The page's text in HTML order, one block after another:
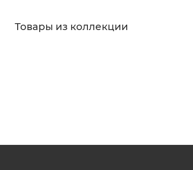
Товары из коллекции